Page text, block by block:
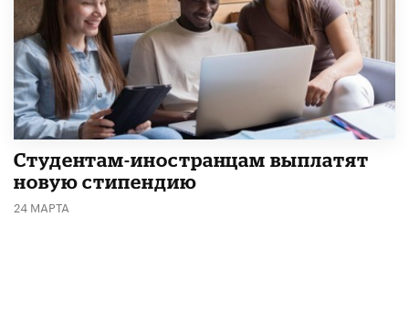
Студентам-иностранцам выплатят
новую стипендию
24 МАРТА